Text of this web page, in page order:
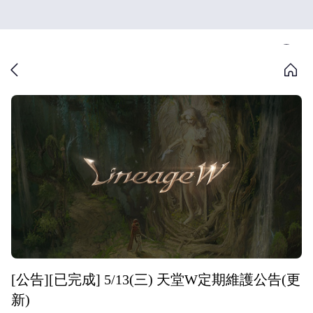
[公告][已完成] 5/13(三) 天堂W定期維護公告(更
新)